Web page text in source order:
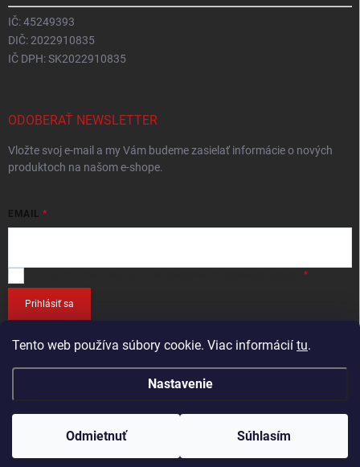
Tento web používa súbory cookie. Viac informácií tu.
Nastavenie
Odmietnuť Súhlasím
IČ: 45249393
DIČ: 2022910835
IČ DPH: SK2022910835
ODOBERAŤ NEWSLETTER
Vložte svoj e-mail a my Vám budeme zasielať informácie o nových
produktoch na našom e-shope.
EMAIL
Prihlásiť sa
Vytvoril Shoptet
Copyright 2026 . Všetky práva vyhradené.